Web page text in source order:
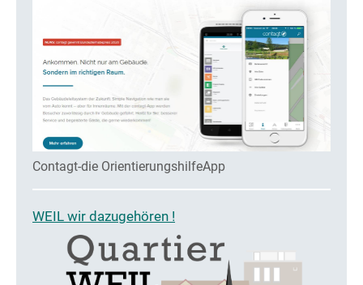
Contagt-die OrientierungshilfeApp
WEIL wir dazugehören !